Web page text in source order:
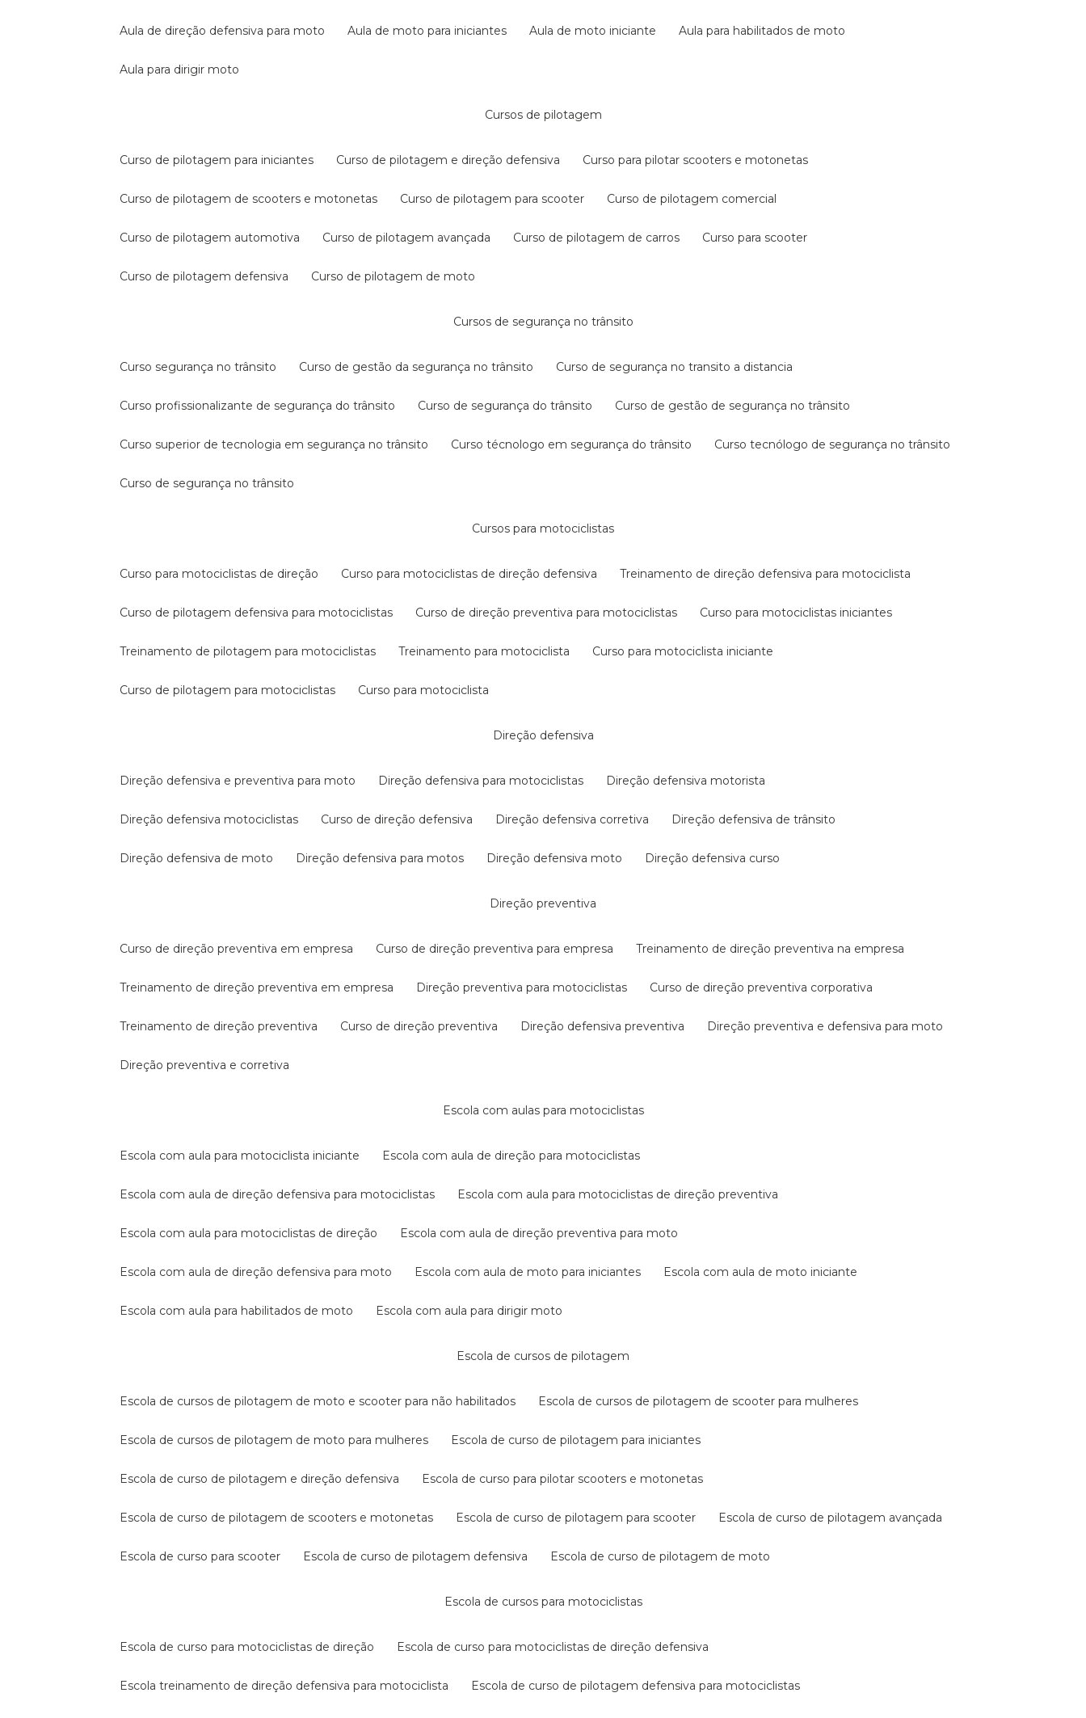
aula de direção defensiva para moto aula de moto para iniciantes aula de moto iniciante aula para habilitados de moto
aula para dirigir moto
cursos de pilotagem
curso de pilotagem para iniciantes curso de pilotagem e direção defensiva curso para pilotar scooters e motonetas
curso de pilotagem de scooters e motonetas curso de pilotagem para scooter curso de pilotagem comercial
curso de pilotagem automotiva curso de pilotagem avançada curso de pilotagem de carros curso para scooter
curso de pilotagem defensiva curso de pilotagem de moto
cursos de segurança no trânsito
curso segurança no trânsito curso de gestão da segurança no trânsito curso de segurança no transito a distancia
curso profissionalizante de segurança do trânsito curso de segurança do trânsito curso de gestão de segurança no trânsito
curso superior de tecnologia em segurança no trânsito curso técnologo em segurança do trânsito curso tecnólogo de segurança no trânsito
curso de segurança no trânsito
cursos para motociclistas
curso para motociclistas de direção curso para motociclistas de direção defensiva treinamento de direção defensiva para motociclista
curso de pilotagem defensiva para motociclistas curso de direção preventiva para motociclistas curso para motociclistas iniciantes
treinamento de pilotagem para motociclistas treinamento para motociclista curso para motociclista iniciante
curso de pilotagem para motociclistas curso para motociclista
direção defensiva
direção defensiva e preventiva para moto direção defensiva para motociclistas direção defensiva motorista
direção defensiva motociclistas curso de direção defensiva direção defensiva corretiva direção defensiva de trânsito
direção defensiva de moto direção defensiva para motos direção defensiva moto direção defensiva curso
direção preventiva
curso de direção preventiva em empresa curso de direção preventiva para empresa treinamento de direção preventiva na empresa
treinamento de direção preventiva em empresa direção preventiva para motociclistas curso de direção preventiva corporativa
treinamento de direção preventiva curso de direção preventiva direção defensiva preventiva direção preventiva e defensiva para moto
direção preventiva e corretiva
escola com aulas para motociclistas
escola com aula para motociclista iniciante escola com aula de direção para motociclistas
escola com aula de direção defensiva para motociclistas escola com aula para motociclistas de direção preventiva
escola com aula para motociclistas de direção escola com aula de direção preventiva para moto
escola com aula de direção defensiva para moto escola com aula de moto para iniciantes escola com aula de moto iniciante
escola com aula para habilitados de moto escola com aula para dirigir moto
escola de cursos de pilotagem
escola de cursos de pilotagem de moto e scooter para não habilitados escola de cursos de pilotagem de scooter para mulheres
escola de cursos de pilotagem de moto para mulheres escola de curso de pilotagem para iniciantes
escola de curso de pilotagem e direção defensiva escola de curso para pilotar scooters e motonetas
escola de curso de pilotagem de scooters e motonetas escola de curso de pilotagem para scooter escola de curso de pilotagem avançada
escola de curso para scooter escola de curso de pilotagem defensiva escola de curso de pilotagem de moto
escola de cursos para motociclistas
escola de curso para motociclistas de direção escola de curso para motociclistas de direção defensiva
escola treinamento de direção defensiva para motociclista escola de curso de pilotagem defensiva para motociclistas